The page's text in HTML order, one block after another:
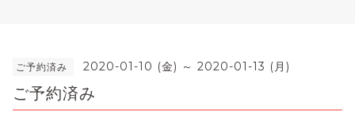
ご予約済み 2020-01-10 (金) ～ 2020-01-13 (月)
ご予約済み